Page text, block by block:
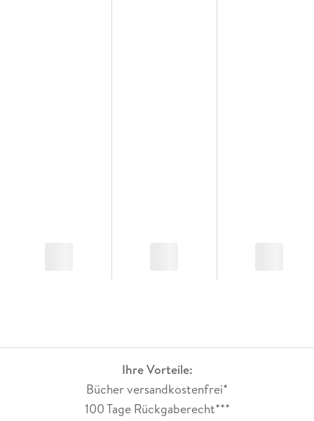
Ihre Vorteile:
Bücher versandkostenfrei*
100 Tage Rückgaberecht***